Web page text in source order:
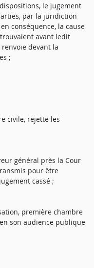
dispositions, le jugement
par la juridiction
conséquence, la cause
avant ledit
devant la
;
civile, rejette les
général près la Cour
pour être
cassé ;
première chambre
son audience publique